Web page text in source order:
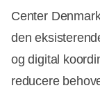
Center
den
og digital
reducere